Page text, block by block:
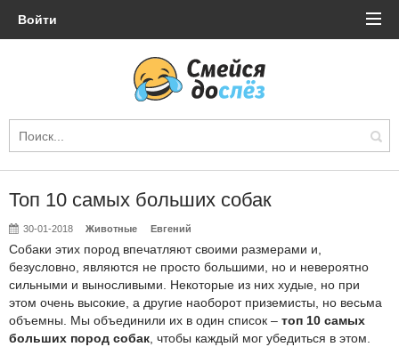
Войти
Топ 10 самых больших собак
30-01-2018 Животные Евгений
Собаки этих пород впечатляют своими размерами и,
безусловно, являются не просто большими, но и невероятно
сильными и выносливыми. Некоторые из них худые, но при
этом очень высокие, а другие наоборот приземисты, но весьма
объемны. Мы объединили их в один список – топ 10 самых
больших пород собак , чтобы каждый мог убедиться в этом.